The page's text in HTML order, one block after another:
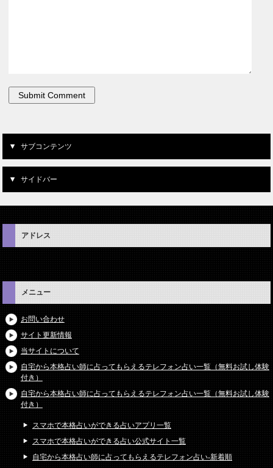
サブコンテンツ
サイドバー
アドレス
メニュー
お問い合わせ
サイト更新情報
当サイトについて
自宅から本格占い師に占ってもらえるテレフォン占い一覧（無料お試し体験
付き）
自宅から本格占い師に占ってもらえるテレフォン占い一覧（無料お試し体験
付き）
スマホで本格占いができる占いアプリ一覧
スマホで本格占いができる占い公式サイト一覧
自宅から本格占い師に占ってもらえるテレフォン占い-新着順